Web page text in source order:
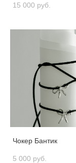
15 000 pуб.
Чокер Бантик
5 000 pуб.